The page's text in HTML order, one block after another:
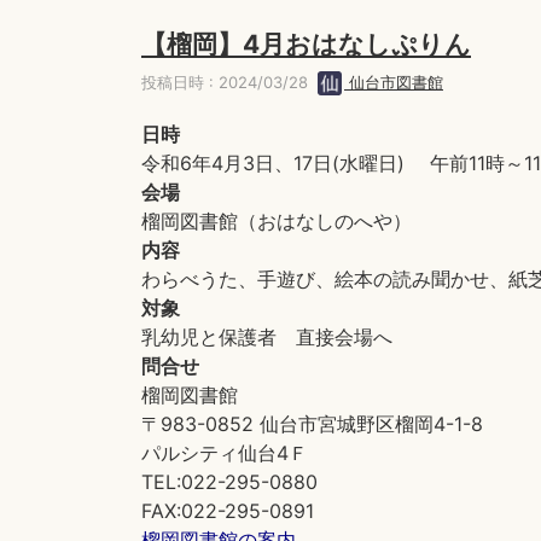
【榴岡】4月おはなしぷりん
投稿日時 : 2024/03/28 仙台市図書館
日時
令和6年4月3日、17日(水曜日) 午前11時～
会場
榴岡図書館（おはなしのへや）
内容
わらべうた、手遊び、絵本の読み聞かせ、紙
対象
乳幼児と保護者 直接会場へ
問合せ
榴岡図書館
〒983-0852 仙台市宮城野区榴岡4-1-8
パルシティ仙台4Ｆ
TEL:022-295-0880
FAX:022-295-0891